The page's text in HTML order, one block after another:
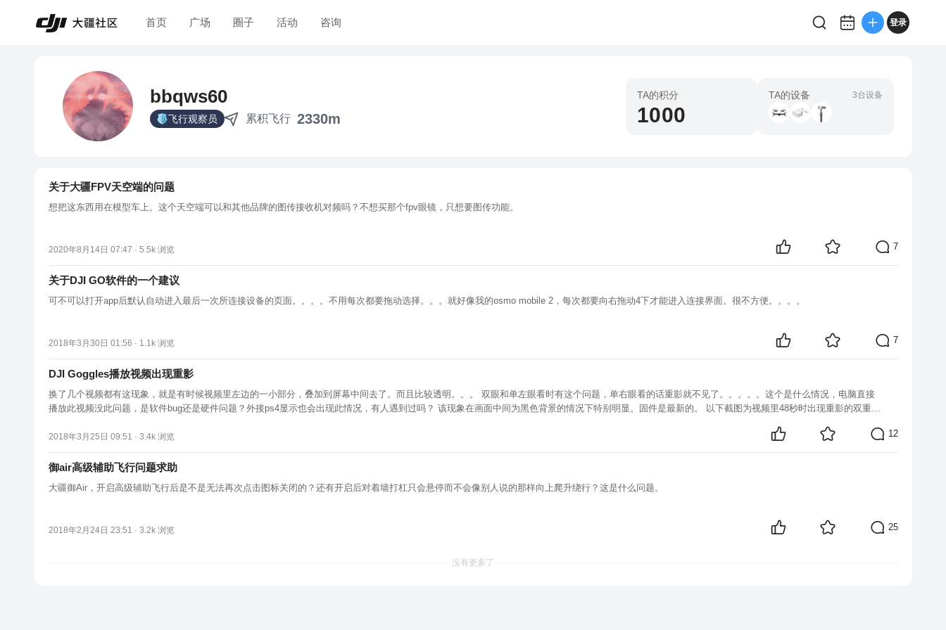
首页 广场 圈子 活动 咨询 登录
bbqws60
飞行观察员 累积飞行 2330m
TA的积分
1000
TA的设备 3台设备
关于大疆FPV天空端的问题
想把这东西用在模型车上。这个天空端可以和其他品牌的图传接收机对频吗？不想买那个fpv眼镜，只想要图传功能。
2020年8月14日 07:47 · 5.5k 浏览 7
关于DJI GO软件的一个建议
可不可以打开app后默认自动进入最后一次所连接设备的页面。。。。不用每次都要拖动选择。。。就好像我的osmo mobile 2，每次都要向右拖动4下才能进入连接界面。很不方便。。。。
2018年3月30日 01:56 · 1.1k 浏览 7
DJI Goggles播放视频出现重影
换了几个视频都有这现象，就是有时候视频里左边的一小部分，叠加到屏幕中间去了。而且比较透明。。。 双眼和单左眼看时有这个问题，单右眼看的话重影就不见了。。。。。这个是什么情况，电脑直接
播放此视频没此问题，是软件bug还是硬件问题？外接ps4显示也会出现此情况，有人遇到过吗？ 该现象在画面中间为黑色背景的情况下特别明显。固件是最新的。 以下截图为视频里48秒时出现重影的双重文
2018年3月25日 09:51 · 3.4k 浏览 12
御air高级辅助飞行问题求助
大疆御Air，开启高级辅助飞行后是不是无法再次点击图标关闭的？还有开启后对着墙打杠只会悬停而不会像别人说的那样向上爬升绕行？这是什么问题。
2018年2月24日 23:51 · 3.2k 浏览 25
没有更多了